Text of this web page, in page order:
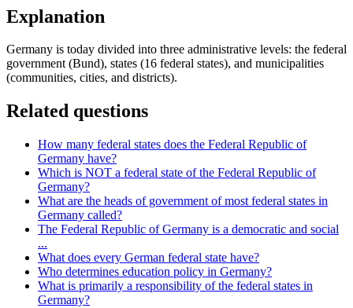
Explanation
Germany is today divided into three administrative levels: the federal
government (Bund), states (16 federal states), and municipalities
(communities, cities, and districts).
Related questions
How many federal states does the Federal Republic of
Germany have?
Which is NOT a federal state of the Federal Republic of
Germany?
What are the heads of government of most federal states in
Germany called?
The Federal Republic of Germany is a democratic and social
...
What does every German federal state have?
Who determines education policy in Germany?
What is primarily a responsibility of the federal states in
Germany?